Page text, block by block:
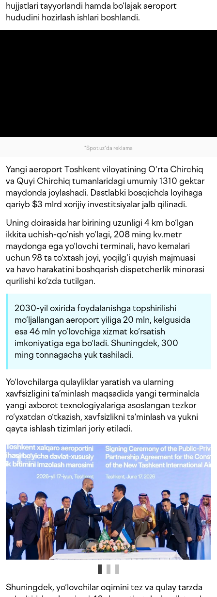
hujjatlari tayyorlandi hamda bo‘lajak aeroport
hududini hozirlash ishlari boshlandi.
"Spot.uz"da reklama
Yangi aeroport Toshkent viloyatining O‘rta Chirchiq
va Quyi Chirchiq tumanlaridagi umumiy 1310 gektar
maydonda joylashadi. Dastlabki bosqichda loyihaga
qariyb $3 mlrd xorijiy investitsiyalar jalb qilinadi.
Uning doirasida har birining uzunligi 4 km bo‘lgan
ikkita uchish-qo‘nish yo‘lagi, 208 ming kv.metr
maydonga ega yo‘lovchi terminali, havo kemalari
uchun 98 ta to‘xtash joyi, yoqilg‘i quyish majmuasi
va havo harakatini boshqarish dispetcherlik minorasi
qurilishi ko‘zda tutilgan.
2030-yil oxirida foydalanishga topshirilishi
mo‘ljallangan aeroport yiliga 20 mln, kelgusida
esa 46 mln yo‘lovchiga xizmat ko‘rsatish
imkoniyatiga ega bo‘ladi. Shuningdek, 300
ming tonnagacha yuk tashiladi.
Yo‘lovchilarga qulayliklar yaratish va ularning
xavfsizligini ta’minlash maqsadida yangi terminalda
yangi axborot texnologiyalariga asoslangan tezkor
ro‘yxatdan o‘tkazish, xavfsizlikni ta’minlash va yukni
qayta ishlash tizimlari joriy etiladi.
Shuningdek, yo‘lovchilar oqimini tez va qulay tarzda